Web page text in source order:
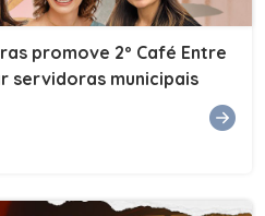
promove 2º Café Entre
servidoras municipais